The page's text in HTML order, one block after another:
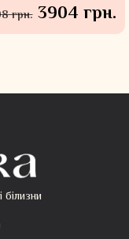
грн. 3904 грн.